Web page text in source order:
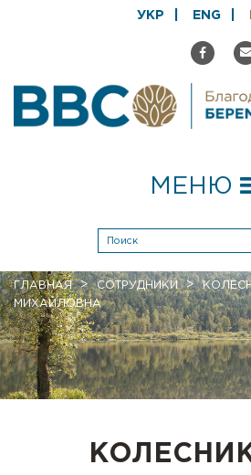
УКР ENG
МЕНЮ
ГЛАВНАЯ > СОТРУДНИКИ >
МИХАЙЛОВНА